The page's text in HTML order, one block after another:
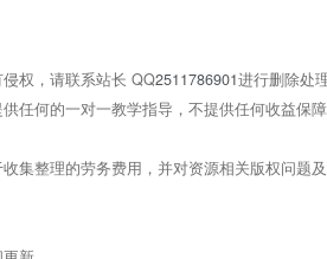
权，请联系站长 QQ2511786901进行删除处理
任何的一对一教学指导，不提供任何收益保
集整理的劳务费用，并对资源相关版权问题